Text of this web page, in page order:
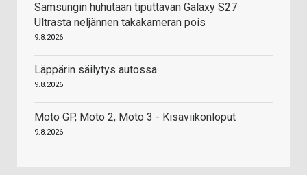
Samsungin huhutaan tiputtavan Galaxy S27
Ultrasta neljännen takakameran pois
9.8.2026
Läppärin säilytys autossa
9.8.2026
Moto GP, Moto 2, Moto 3 - Kisaviikonloput
9.8.2026